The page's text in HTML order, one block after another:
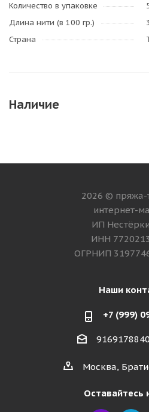
Количество в упаковке
Длина нити (в 100 гр.)
Страна
Наличие
2026 © пряжа-
интернет-
ИП
ИНН
ОГРНИП
Наши
+7 (999)
Москва,
Оставайтесь